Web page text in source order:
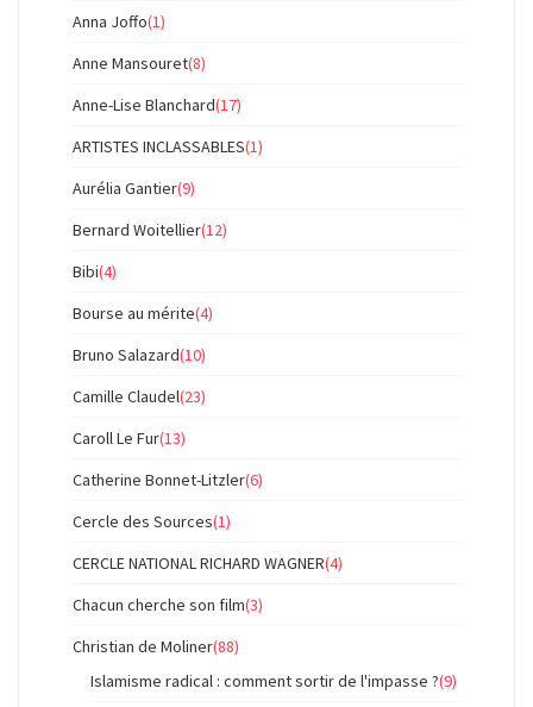
Anna Joffo(1)
Anne Mansouret(8)
Anne-Lise Blanchard(17)
ARTISTES INCLASSABLES(1)
Aurélia Gantier(9)
Bernard Woitellier(12)
Bibi(4)
Bourse au mérite(4)
Bruno Salazard(10)
Camille Claudel(23)
Caroll Le Fur(13)
Catherine Bonnet-Litzler(6)
Cercle des Sources(1)
CERCLE NATIONAL RICHARD WAGNER(4)
Chacun cherche son film(3)
Christian de Moliner(88)
Islamisme radical : comment sortir de l'impasse ?(9)